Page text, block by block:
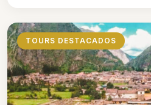
TOURS DESTACADOS